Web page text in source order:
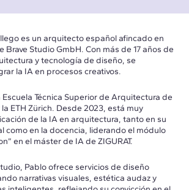
es un arquitecto español afincado en
Brave Studio GmbH. Con más de 17 años de
y tecnología de diseño, se
la IA en procesos creativos.
Técnica Superior de Arquitectura de
la ETH Zürich. Desde 2023, está muy
de la IA en arquitectura, tanto en su
como en la docencia, liderando el módulo
en el máster de IA de ZIGURAT.
Pablo ofrece servicios de diseño
narrativas visuales, estética audaz y